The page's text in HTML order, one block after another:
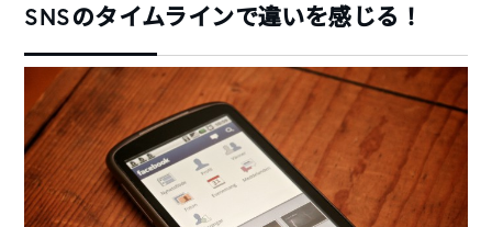
SNSのタイムラインで違いを感じる！